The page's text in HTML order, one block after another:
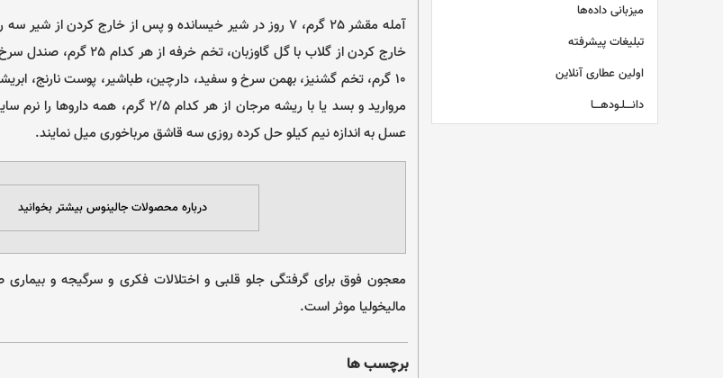
میزبانی داده‌ها
تبلیغات پیشرفته
اولین عطاری آنلاین
دانــــلـودهــــا
آمله مقشر 25 گرم، 7 روز در شیر خیسانده و پس از خارج کردن
خارج کردن از گلاب با گل
مروارید و بسد یا با ریشه مرجان از هر کدام
عسل به اندازه نیم کیلو حل کرده روزی سه قاشق مرباخوری میل نمایند.
درباره محصولات جالینوس بیشتر بخوانید
معجون فوق برای گرفتگی جلو قلبی و اختلالات فکری و سرگیجه و
مالیخولیا موثر است.
برچسب ها